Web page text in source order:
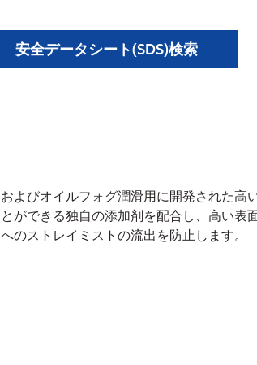
安全データシート(SDS)検索
よびオイルフォグ潤滑用に開発された高
ができる独自の添加剤を配合し、高い表
のストレイミストの流出を防止します。